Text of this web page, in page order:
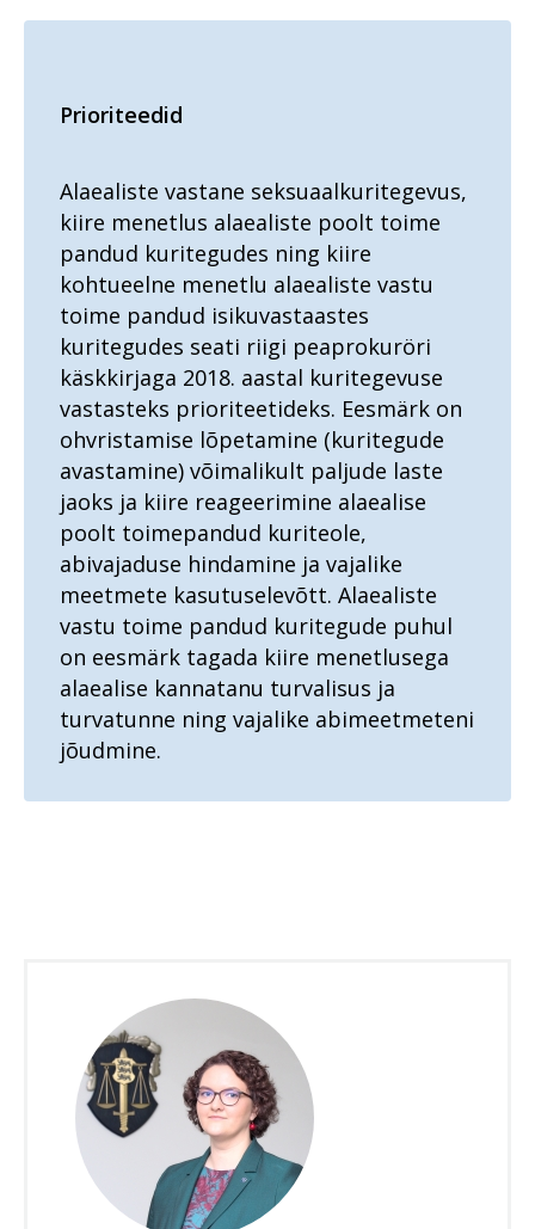
Prioriteedid
Alaealiste vastane seksuaalkuritegevus,
kiire menetlus alaealiste poolt toime
pandud kuritegudes ning kiire
kohtueelne menetlu alaealiste vastu
toime pandud isikuvastaastes
kuritegudes seati riigi peaprokuröri
käskkirjaga 2018. aastal kuritegevuse
vastasteks prioriteetideks. Eesmärk on
ohvristamise lõpetamine (kuritegude
avastamine) võimalikult paljude laste
jaoks ja kiire reageerimine alaealise
poolt toimepandud kuriteole,
abivajaduse hindamine ja vajalike
meetmete kasutuselevõtt. Alaealiste
vastu toime pandud kuritegude puhul
on eesmärk tagada kiire menetlusega
alaealise kannatanu turvalisus ja
turvatunne ning vajalike abimeetmeteni
jõudmine.